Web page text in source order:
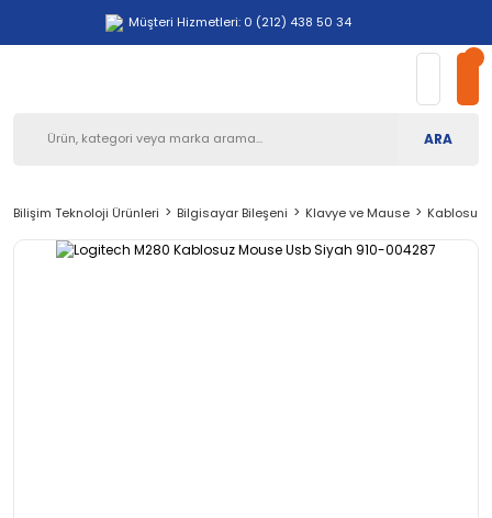
Müşteri Hizmetleri: 0 (212) 438 50 34
ARA
Bilişim Teknoloji Ürünleri Bilgisayar Bileşeni Klavye ve Mause Kablosuz